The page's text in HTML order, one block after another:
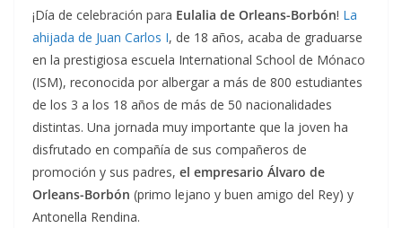
¡Día de celebración para Eulalia de Orleans-Borbón! La
ahijada de Juan Carlos I, de 18 años, acaba de graduarse
en la prestigiosa escuela International School de Mónaco
(ISM), reconocida por albergar a más de 800 estudiantes
de los 3 a los 18 años de más de 50 nacionalidades
distintas. Una jornada muy importante que la joven ha
disfrutado en compañía de sus compañeros de
promoción y sus padres, el empresario Álvaro de
Orleans-Borbón (primo lejano y buen amigo del Rey) y
Antonella Rendina.